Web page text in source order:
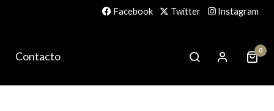
Facebook Twitter Instagram
Contacto 0